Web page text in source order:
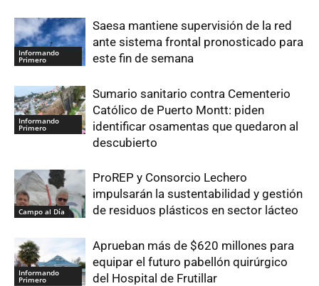
Informando
Primero
Saesa mantiene supervisión de la red
ante sistema frontal pronosticado para
este fin de semana
Informando
Primero
Sumario sanitario contra Cementerio
Católico de Puerto Montt: piden
identificar osamentas que quedaron al
descubierto
Campo al Día
ProREP y Consorcio Lechero
impulsarán la sustentabilidad y gestión
de residuos plásticos en sector lácteo
Informando
Primero
Aprueban más de $620 millones para
equipar el futuro pabellón quirúrgico
del Hospital de Frutillar